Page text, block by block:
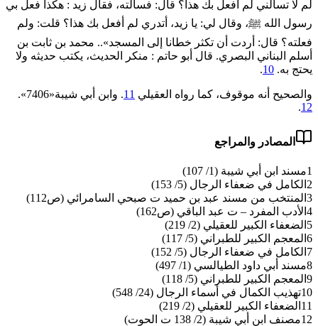
لم لا تسألني لم أفعل بك هذا؟ قال: فسألته، فقال زيد : هكذا فعل بي
رسول الله ﷺ، وقال لي: يا زيد، أتدري لم أفعل بك هذا؟ قلت: ولم
فعلته؟ قال: أردت أن ‌تكثر ‌خطانا ‌إلى ‌المسجد».. محمد بن ثابت بن
أسلم البناني البصري. قال أبو حاتم : منكر الحديث، يكتب حديثه ولا
يحتج به. 10
.
والصحيح أنه موقوف، كما رواه العقيلي 11. وابن أبي شيبة«7406».
12
.
المصادر والمراجع
1مسند ابن أبي شيبة (1/ 107)
2 الكامل في ضعفاء الرجال (5/ 153)
3 المنتخب من مسند عبد بن حميد ت صبحي السامرائي (ص112)
4 الأدب المفرد – ت عبد الباقي (ص162)
5 الضعفاء الكبير للعقيلي (2/ 219)
6 المعجم الكبير للطبراني (5/ 117)
7 الكامل في ضعفاء الرجال (5/ 152)
8مسند أبي داود الطيالسي (1/ 497)
9 المعجم الكبير للطبراني (5/ 118)
10تهذيب الكمال في أسماء الرجال (24/ 548)
11 الضعفاء الكبير للعقيلي (2/ 219)
12مصنف ابن أبي شيبة (2/ 138 ت الحوت)